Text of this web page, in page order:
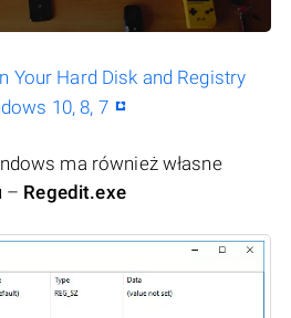
Your Hard Disk and Registry
10, 8, 7
ma również własne
– Regedit.exe